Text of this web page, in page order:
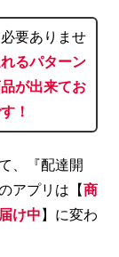
要ありませ
るパターン
が出来てお
！
、『配達開
アプリは【商
け中 】に変わ